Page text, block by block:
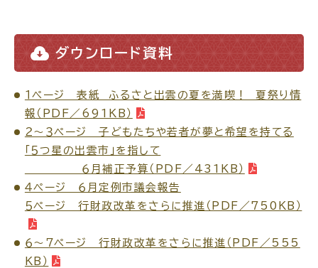
引っ越し
高齢者・介護 病気・ケガ
ダウンロード資料
１ページ 表紙 ふるさと出雲の夏を満喫！ 夏祭り情
報（PDF／691KB）
２～３ページ 子どもたちや若者が夢と希望を持てる
「５つ星の出雲市」を指して
６月補正予算（PDF／431KB）
４ページ ６月定例市議会報告
５ページ 行財政改革をさらに推進（PDF／750KB）
６～７ページ 行財政改革をさらに推進（PDF／555
KB）